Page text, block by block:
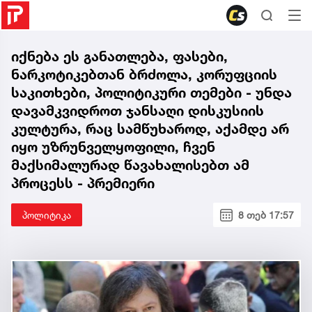
იქნება ეს განათლება, ფასები,
ნარკოტიკებთან ბრძოლა, კორუფციის
საკითხები, პოლიტიკური თემები - უნდა
დავამკვიდროთ ჯანსაღი დისკუსიის
კულტურა, რაც სამწუხაროდ, აქამდე არ
იყო უზრუნველყოფილი, ჩვენ
მაქსიმალურად წავახალისებთ ამ
პროცესს - პრემიერი
პოლიტიკა 8 თებ 17:57